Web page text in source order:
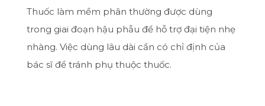
Thuốc làm mềm phân thường được dùng
trong giai đoạn hậu phẫu để hỗ trợ đại tiện nhẹ
nhàng. Việc dùng lâu dài cần có chỉ định của
bác sĩ để tránh phụ thuộc thuốc.